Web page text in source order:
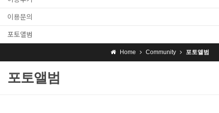
이용문의
포토앨범
Home Community 포토앨범
포토앨범